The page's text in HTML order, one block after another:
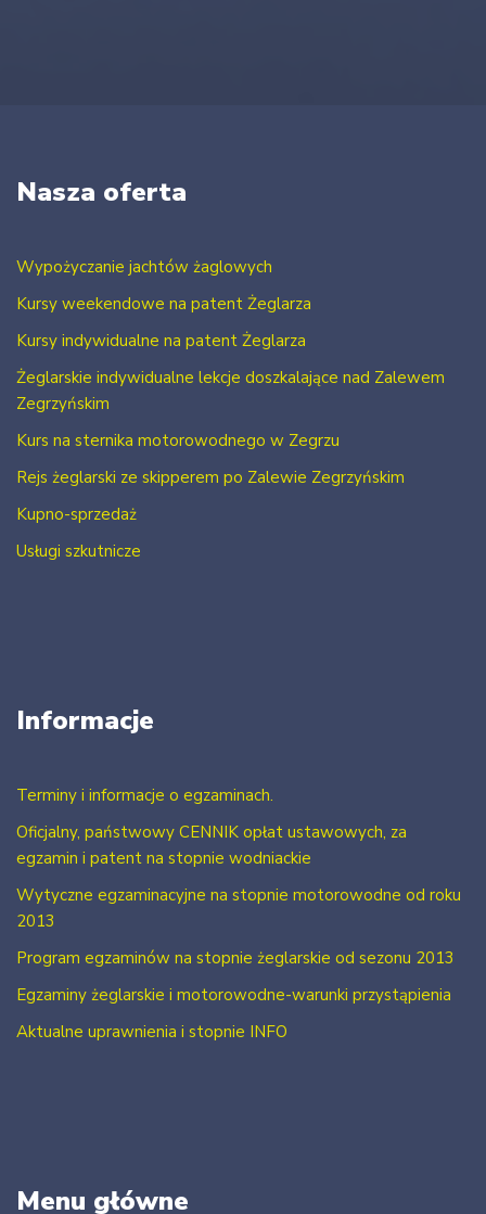
Nasza oferta
Wypożyczanie jachtów żaglowych
Kursy weekendowe na patent Żeglarza
Kursy indywidualne na patent Żeglarza
Żeglarskie indywidualne lekcje doszkalające nad Zalewem
Zegrzyńskim
Kurs na sternika motorowodnego w Zegrzu
Rejs żeglarski ze skipperem po Zalewie Zegrzyńskim
Kupno-sprzedaż
Usługi szkutnicze
Informacje
Terminy i informacje o egzaminach.
Oficjalny, państwowy CENNIK opłat ustawowych, za
egzamin i patent na stopnie wodniackie
Wytyczne egzaminacyjne na stopnie motorowodne od roku
2013
Program egzaminów na stopnie żeglarskie od sezonu 2013
Egzaminy żeglarskie i motorowodne-warunki przystąpienia
Aktualne uprawnienia i stopnie INFO
Menu główne